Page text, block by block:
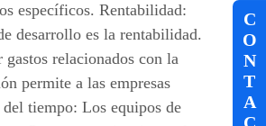
específicos. Rentabilidad:
desarrollo es la rentabilidad.
relacionados con la
permite a las empresas
tiempo: Los equipos de
C
O
N
T
A